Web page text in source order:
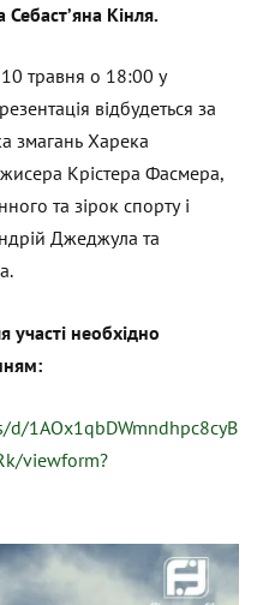
Кінля.
травня о 18:00 у
відбудеться за
змагань Харека
Крістера Фасмера,
та зірок спорту і
Джеджула та
участі необхідно
1AOx1qbDWmndhpc8cyB
viewform?